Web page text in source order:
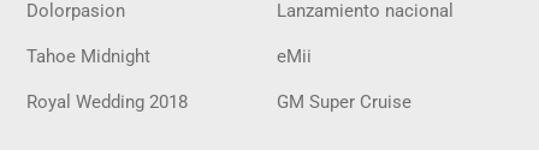
Dolorpasion Lanzamiento nacional
Tahoe Midnight eMii
Royal Wedding 2018 GM Super Cruise